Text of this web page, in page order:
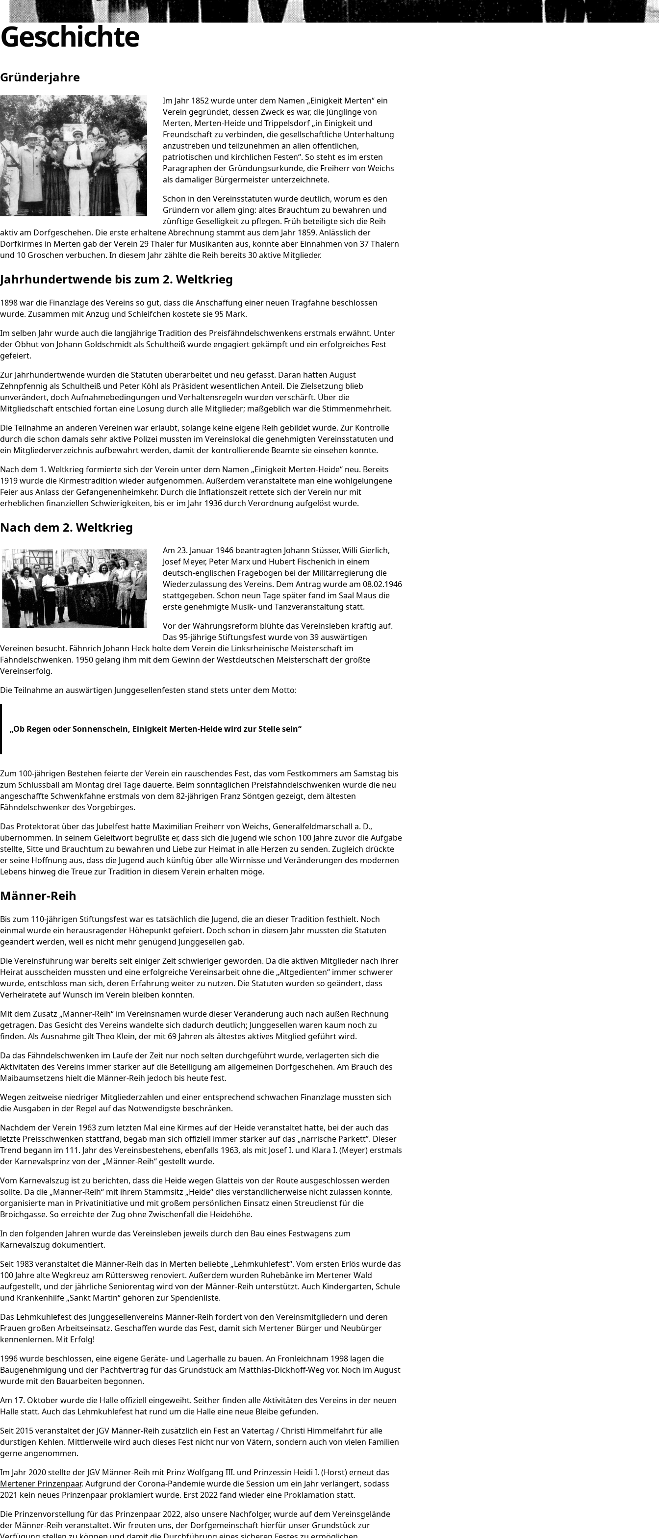
Geschichte
Gründerjahre
Im Jahr 1852 wurde unter dem Namen „Einigkeit Merten“ ein
Verein gegründet, dessen Zweck es war, die Jünglinge von
Merten, Merten-Heide und Trippelsdorf „in Einigkeit und
Freundschaft zu verbinden, die gesellschaftliche Unterhaltung
anzustreben und teilzunehmen an allen öffentlichen,
patriotischen und kirchlichen Festen“. So steht es im ersten
Paragraphen der Gründungsurkunde, die Freiherr von Weichs
als damaliger Bürgermeister unterzeichnete.
Schon in den Vereinsstatuten wurde deutlich, worum es den
Gründern vor allem ging: altes Brauchtum zu bewahren und
zünftige Geselligkeit zu pflegen. Früh beteiligte sich die Reih
aktiv am Dorfgeschehen. Die erste erhaltene Abrechnung stammt aus dem Jahr 1859. Anlässlich der
Dorfkirmes in Merten gab der Verein 29 Thaler für Musikanten aus, konnte aber Einnahmen von 37 Thalern
und 10 Groschen verbuchen. In diesem Jahr zählte die Reih bereits 30 aktive Mitglieder.
Jahrhundertwende bis zum 2. Weltkrieg
1898 war die Finanzlage des Vereins so gut, dass die Anschaffung einer neuen Tragfahne beschlossen
wurde. Zusammen mit Anzug und Schleifchen kostete sie 95 Mark.
Im selben Jahr wurde auch die langjährige Tradition des Preisfähndelschwenkens erstmals erwähnt. Unter
der Obhut von Johann Goldschmidt als Schultheiß wurde engagiert gekämpft und ein erfolgreiches Fest
gefeiert.
Zur Jahrhundertwende wurden die Statuten überarbeitet und neu gefasst. Daran hatten August
Zehnpfennig als Schultheiß und Peter Köhl als Präsident wesentlichen Anteil. Die Zielsetzung blieb
unverändert, doch Aufnahmebedingungen und Verhaltensregeln wurden verschärft. Über die
Mitgliedschaft entschied fortan eine Losung durch alle Mitglieder; maßgeblich war die Stimmenmehrheit.
Die Teilnahme an anderen Vereinen war erlaubt, solange keine eigene Reih gebildet wurde. Zur Kontrolle
durch die schon damals sehr aktive Polizei mussten im Vereinslokal die genehmigten Vereinsstatuten und
ein Mitgliederverzeichnis aufbewahrt werden, damit der kontrollierende Beamte sie einsehen konnte.
Nach dem 1. Weltkrieg formierte sich der Verein unter dem Namen „Einigkeit Merten-Heide“ neu. Bereits
1919 wurde die Kirmestradition wieder aufgenommen. Außerdem veranstaltete man eine wohlgelungene
Feier aus Anlass der Gefangenenheimkehr. Durch die Inflationszeit rettete sich der Verein nur mit
erheblichen finanziellen Schwierigkeiten, bis er im Jahr 1936 durch Verordnung aufgelöst wurde.
Nach dem 2. Weltkrieg
Am 23. Januar 1946 beantragten Johann Stüsser, Willi Gierlich,
Josef Meyer, Peter Marx und Hubert Fischenich in einem
deutsch-englischen Fragebogen bei der Militärregierung die
Wiederzulassung des Vereins. Dem Antrag wurde am 08.02.1946
stattgegeben. Schon neun Tage später fand im Saal Maus die
erste genehmigte Musik- und Tanzveranstaltung statt.
Vor der Währungsreform blühte das Vereinsleben kräftig auf.
Das 95-jährige Stiftungsfest wurde von 39 auswärtigen
Vereinen besucht. Fähnrich Johann Heck holte dem Verein die Linksrheinische Meisterschaft im
Fähndelschwenken. 1950 gelang ihm mit dem Gewinn der Westdeutschen Meisterschaft der größte
Vereinserfolg.
Die Teilnahme an auswärtigen Junggesellenfesten stand stets unter dem Motto:
„Ob Regen oder Sonnenschein, Einigkeit Merten-Heide wird zur Stelle sein“
Zum 100-jährigen Bestehen feierte der Verein ein rauschendes Fest, das vom Festkommers am Samstag bis
zum Schlussball am Montag drei Tage dauerte. Beim sonntäglichen Preisfähndelschwenken wurde die neu
angeschaffte Schwenkfahne erstmals von dem 82-jährigen Franz Söntgen gezeigt, dem ältesten
Fähndelschwenker des Vorgebirges.
Das Protektorat über das Jubelfest hatte Maximilian Freiherr von Weichs, Generalfeldmarschall a. D.,
übernommen. In seinem Geleitwort begrüßte er, dass sich die Jugend wie schon 100 Jahre zuvor die Aufgabe
stellte, Sitte und Brauchtum zu bewahren und Liebe zur Heimat in alle Herzen zu senden. Zugleich drückte
er seine Hoffnung aus, dass die Jugend auch künftig über alle Wirrnisse und Veränderungen des modernen
Lebens hinweg die Treue zur Tradition in diesem Verein erhalten möge.
Männer-Reih
Bis zum 110-jährigen Stiftungsfest war es tatsächlich die Jugend, die an dieser Tradition festhielt. Noch
einmal wurde ein herausragender Höhepunkt gefeiert. Doch schon in diesem Jahr mussten die Statuten
geändert werden, weil es nicht mehr genügend Junggesellen gab.
Die Vereinsführung war bereits seit einiger Zeit schwieriger geworden. Da die aktiven Mitglieder nach ihrer
Heirat ausscheiden mussten und eine erfolgreiche Vereinsarbeit ohne die „Altgedienten“ immer schwerer
wurde, entschloss man sich, deren Erfahrung weiter zu nutzen. Die Statuten wurden so geändert, dass
Verheiratete auf Wunsch im Verein bleiben konnten.
Mit dem Zusatz „Männer-Reih“ im Vereinsnamen wurde dieser Veränderung auch nach außen Rechnung
getragen. Das Gesicht des Vereins wandelte sich dadurch deutlich; Junggesellen waren kaum noch zu
finden. Als Ausnahme gilt Theo Klein, der mit 69 Jahren als ältestes aktives Mitglied geführt wird.
Da das Fähndelschwenken im Laufe der Zeit nur noch selten durchgeführt wurde, verlagerten sich die
Aktivitäten des Vereins immer stärker auf die Beteiligung am allgemeinen Dorfgeschehen. Am Brauch des
Maibaumsetzens hielt die Männer-Reih jedoch bis heute fest.
Wegen zeitweise niedriger Mitgliederzahlen und einer entsprechend schwachen Finanzlage mussten sich
die Ausgaben in der Regel auf das Notwendigste beschränken.
Nachdem der Verein 1963 zum letzten Mal eine Kirmes auf der Heide veranstaltet hatte, bei der auch das
letzte Preisschwenken stattfand, begab man sich offiziell immer stärker auf das „närrische Parkett”. Dieser
Trend begann im 111. Jahr des Vereinsbestehens, ebenfalls 1963, als mit Josef I. und Klara I. (Meyer) erstmals
der Karnevalsprinz von der „Männer-Reih“ gestellt wurde.
Vom Karnevalszug ist zu berichten, dass die Heide wegen Glatteis von der Route ausgeschlossen werden
sollte. Da die „Männer-Reih“ mit ihrem Stammsitz „Heide“ dies verständlicherweise nicht zulassen konnte,
organisierte man in Privatinitiative und mit großem persönlichen Einsatz einen Streudienst für die
Broichgasse. So erreichte der Zug ohne Zwischenfall die Heidehöhe.
In den folgenden Jahren wurde das Vereinsleben jeweils durch den Bau eines Festwagens zum
Karnevalszug dokumentiert.
Seit 1983 veranstaltet die Männer-Reih das in Merten beliebte „Lehmkuhlefest“. Vom ersten Erlös wurde das
100 Jahre alte Wegkreuz am Rüttersweg renoviert. Außerdem wurden Ruhebänke im Mertener Wald
aufgestellt, und der jährliche Seniorentag wird von der Männer-Reih unterstützt. Auch Kindergarten, Schule
und Krankenhilfe „Sankt Martin“ gehören zur Spendenliste.
Das Lehmkuhlefest des Junggesellenvereins Männer-Reih fordert von den Vereinsmitgliedern und deren
Frauen großen Arbeitseinsatz. Geschaffen wurde das Fest, damit sich Mertener Bürger und Neubürger
kennenlernen. Mit Erfolg!
1996 wurde beschlossen, eine eigene Geräte- und Lagerhalle zu bauen. An Fronleichnam 1998 lagen die
Baugenehmigung und der Pachtvertrag für das Grundstück am Matthias-Dickhoff-Weg vor. Noch im August
wurde mit den Bauarbeiten begonnen.
Am 17. Oktober wurde die Halle offiziell eingeweiht. Seither finden alle Aktivitäten des Vereins in der neuen
Halle statt. Auch das Lehmkuhlefest hat rund um die Halle eine neue Bleibe gefunden.
Seit 2015 veranstaltet der JGV Männer-Reih zusätzlich ein Fest an Vatertag / Christi Himmelfahrt für alle
durstigen Kehlen. Mittlerweile wird auch dieses Fest nicht nur von Vätern, sondern auch von vielen Familien
gerne angenommen.
Im Jahr 2020 stellte der JGV Männer-Reih mit Prinz Wolfgang III. und Prinzessin Heidi I. (Horst)erneut das
Mertener Prinzenpaar. Aufgrund der Corona-Pandemie wurde die Session um ein Jahr verlängert, sodass
2021 kein neues Prinzenpaar proklamiert wurde. Erst 2022 fand wieder eine Proklamation statt.
Die Prinzenvorstellung für das Prinzenpaar 2022, also unsere Nachfolger, wurde auf dem Vereinsgelände
der Männer-Reih veranstaltet. Wir freuten uns, der Dorfgemeinschaft hierfür unser Grundstück zur